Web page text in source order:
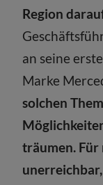
Region
an seine
Marke
solchen
träumen. Für